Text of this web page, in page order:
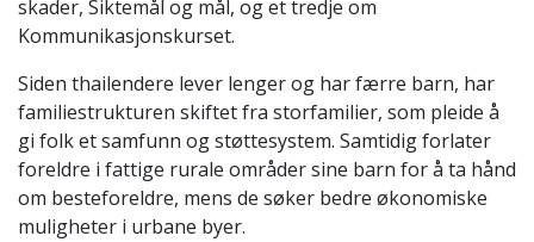
skader, Siktemål og mål, og et tredje om
Kommunikasjonskurset.
Siden thailendere lever lenger og har færre barn, har
familiestrukturen skiftet fra storfamilier, som pleide å
gi folk et samfunn og støttesystem. Samtidig forlater
foreldre i fattige rurale områder sine barn for å ta hånd
om besteforeldre, mens de søker bedre økonomiske
muligheter i urbane byer.